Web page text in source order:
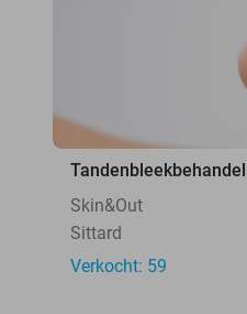
Skin&Out
Sittard
Verkocht: 59